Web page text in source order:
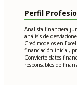
Perfil
Analista financiera
análisis de
Creó modelos en
financiación inicial,
Convierte datos
responsables de